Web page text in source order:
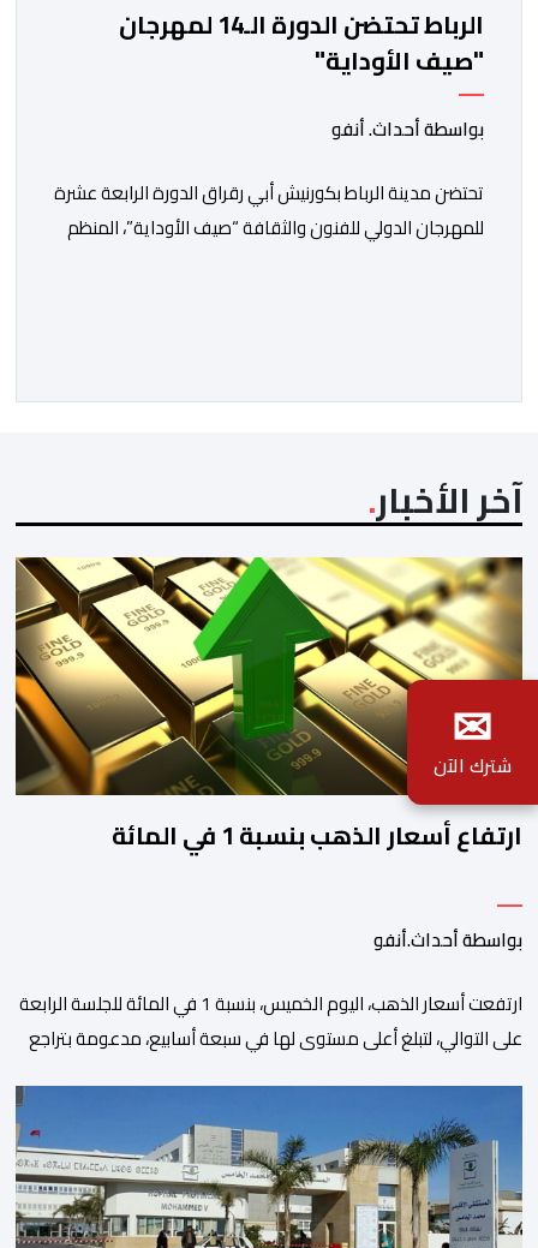
الرباط تحتضن الدورة الـ14 لمهرجان
"صيف الأوداية"
بواسطة أحداث. أنفو
تحتضن مدينة الرباط بكورنيش أبي رقراق الدورة الرابعة عشرة
للمهرجان الدولي للفنون والثقافة “صيف الأوداية”، المنظم
الدولي للموسيقى/ الشريك الرسمي لليونسكو)، […]
آخر الأخبار
ارتفاع أسعار الذهب بنسبة 1 في المائة
بواسطة أحداث.أنفو
ارتفعت أسعار الذهب، اليوم الخميس، بنسبة 1 في المائة للجلسة الرابعة
على التوالي، لتبلغ أعلى مستوى لها في سبعة أسابيع، مدعومة بتراجع
مسجلا أعلى مستوى له منذ 18 يونيو الماضي، فيما ارتفعت العقود
الأمريكية الآجلة […]
✉
شترك الآن